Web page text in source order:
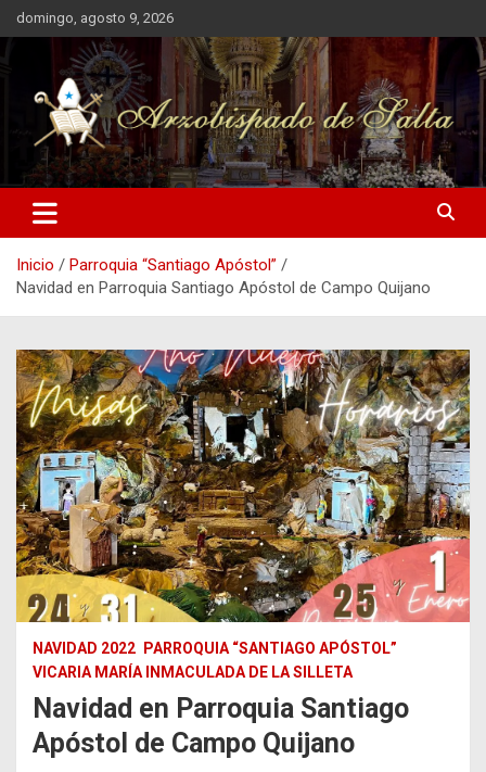
Saltar
al
contenido
domingo, agosto 9, 2026
Arzobispado de Salta
Arzobispado de Salta
Inicio
Parroquia “Santiago Apóstol”
Navidad en Parroquia Santiago Apóstol de Campo Quijano
NAVIDAD 2022
PARROQUIA “SANTIAGO APÓSTOL”
VICARIA MARÍA INMACULADA DE LA SILLETA
Navidad en Parroquia Santiago
Apóstol de Campo Quijano